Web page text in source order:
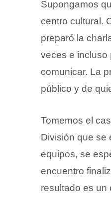
Supongamos
centro cultural.
preparó la
veces e incluso
comunicar. La
público y de
Tomemos el
División que se
equipos, se
encuentro
resultado es un